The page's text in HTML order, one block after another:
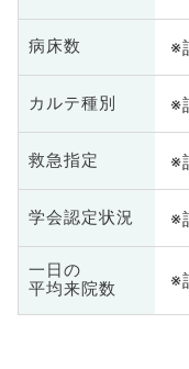
病床数 ※
カルテ種別 ※
救急指定 ※
学会認定状況 ※
一日の
平均来院数
※